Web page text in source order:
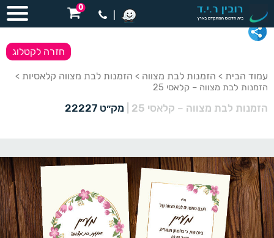
0
עמוד הבית > הזמנות לבת מצווה > הזמנות לבת מצווה קלאסיות >
הזמנות לבת מצווה – קלאסי 25
הזמנות לבת מצווה – קלאסי 25 מק״ט 22227
חזרה לקטלוג